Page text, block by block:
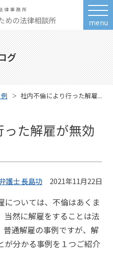
menu
グ
社内不倫により行った解雇...
た解雇が無効
護士 長島功 2021年11月22日
ついては、不倫はあくま
当然に解雇をすることは法
普通解雇の事例ですが、解
が分かる事例を１つご紹介